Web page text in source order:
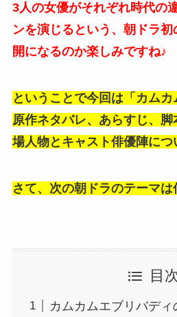
3人の女優がそれぞれ時代の
ンを演じるという、朝ドラ
開になるのか楽しみですね♪
ということで今回は「カム
原作ネタバレ、あらすじ、
場人物とキャスト俳優陣につ
さて、次の朝ドラのテーマは
目
カムカムエブリバディ